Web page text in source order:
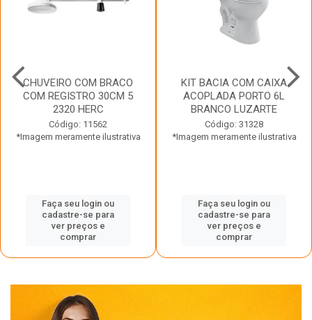
CHUVEIRO COM BRACO
COM REGISTRO 30CM 5
2320 HERC
Código: 11562
*Imagem meramente ilustrativa
Faça seu login ou
cadastre-se para
ver preços e
comprar
KIT BACIA COM CAIXA
ACOPLADA PORTO 6L
BRANCO LUZARTE
Código: 31328
*Imagem meramente ilustrativa
Faça seu login ou
cadastre-se para
ver preços e
comprar